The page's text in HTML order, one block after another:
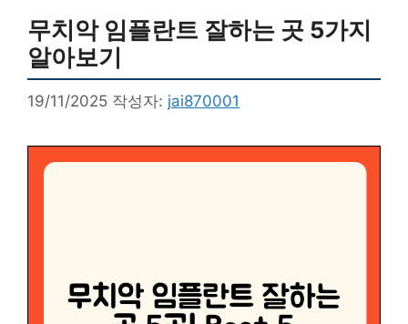
무치악 임플란트 잘하는 곳 5가지
알아보기
19/11/2025 작성자: jai870001